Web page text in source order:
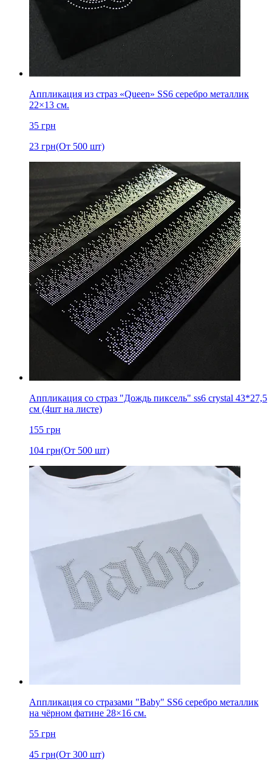
Аппликация из страз «Queen» SS6 серебро металлик
22×13 см.
35 грн
23 грн(От 500 шт)
Аппликация со страз "Дождь пиксель" ss6 crystal 43*27,5
см (4шт на листе)
155 грн
104 грн(От 500 шт)
Аппликация со стразами "Baby" SS6 серебро металлик
на чёрном фатине 28×16 см.
55 грн
45 грн(От 300 шт)